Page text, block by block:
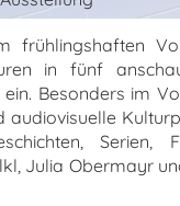
frühlingshaften
in fünf
Besonders im
audiovisuelle
Julia Obermayr